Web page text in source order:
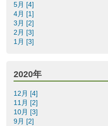
5月 [4]
4月 [1]
3月 [2]
2月 [3]
1月 [3]
2020年
12月 [4]
11月 [2]
10月 [3]
9月 [2]